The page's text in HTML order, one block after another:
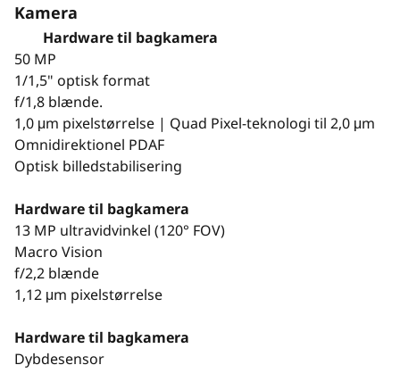
Kamera
Hardware til bagkamera
50 MP
1/1,5" optisk format
f/1,8 blænde.
1,0 μm pixelstørrelse | Quad Pixel-teknologi til 2,0 μm
Omnidirektionel PDAF
Optisk billedstabilisering
Hardware til bagkamera
13 MP ultravidvinkel (120° FOV)
Macro Vision
f/2,2 blænde
1,12 μm pixelstørrelse
Hardware til bagkamera
Dybdesensor